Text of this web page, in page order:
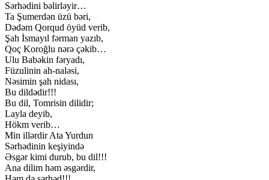
Sərhədini bəlirləyir…
Ta Şumerdən üzü bəri,
Dədəm Qorqud öyüd verib,
Şah İsmayıl fərman yazıb,
Qoç Koroğlu nərə çəkib…
Ulu Babəkin fəryadı,
Füzulinin ah-naləsi,
Nəsimin şah nidası,
Bu dildədir!!!
Bu dil, Tomrisin dilidir;
Layla deyib,
Hökm verib…
Min illərdir Ata Yurdun
Sərhədinin keşiyində
Əsgər kimi durub, bu dil!!!
Ana dilim həm əsgərdir,